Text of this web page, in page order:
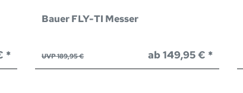
*
Bauer FLY-TI Messer
UVP 189,95 € ab 149,95 € *